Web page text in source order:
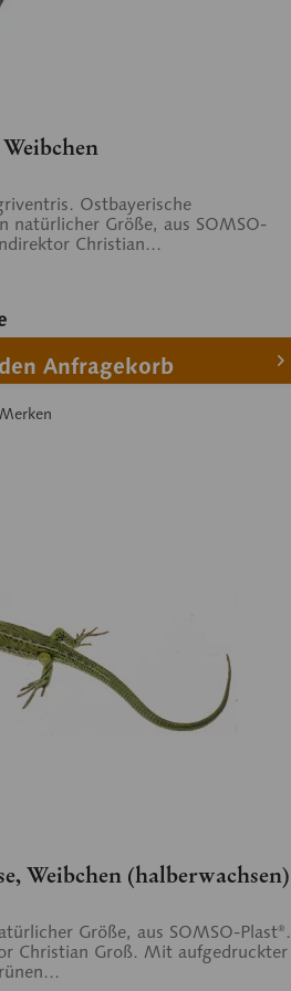
Ostbayerische
natürlicher Größe, aus SOMSO-
Christian...
Anfragekorb
Merken
Weibchen (halberwachsen)
Größe, aus SOMSO-Plast®.
Christian Groß. Mit aufgedruckter